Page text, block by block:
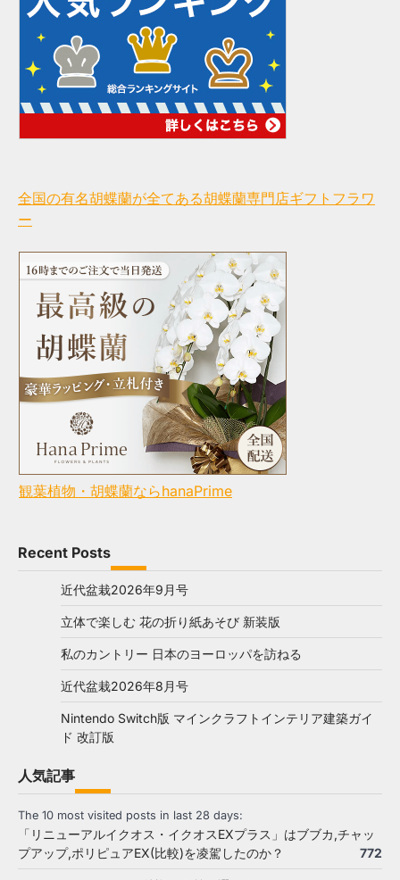
全国の有名胡蝶蘭が全てある胡蝶蘭専門店ギフトフラワ
ー
観葉植物・胡蝶蘭ならhanaPrime
Recent Posts
近代盆栽2026年9月号
立体で楽しむ 花の折り紙あそび 新装版
私のカントリー 日本のヨーロッパを訪ねる
近代盆栽2026年8月号
Nintendo Switch版 マインクラフトインテリア建築ガイ
ド 改訂版
人気記事
The 10 most visited posts in last 28 days:
「リニューアルイクオス・イクオスEXプラス」はブブカ,チャッ
プアップ,ポリピュアEX(比較)を凌駕したのか？
772